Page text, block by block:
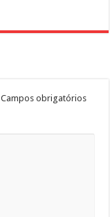
Campos obrigatórios